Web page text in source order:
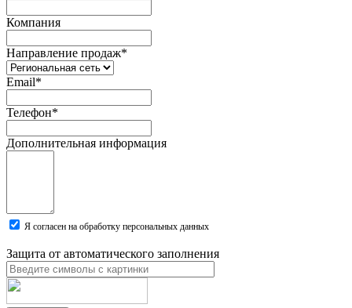
Компания
Направление продаж*
Email*
Телефон*
Дополнительная информация
Я согласен на обработку персональных данных
Защита от автоматического заполнения